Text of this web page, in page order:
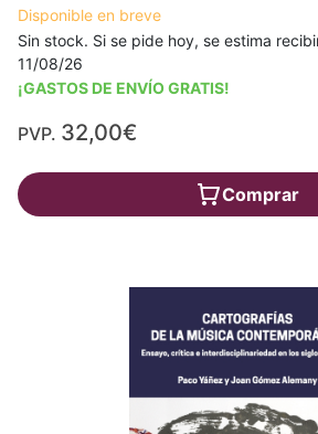
Disponible en breve
Sin stock. Si se pide hoy, se estima
11/08/26
¡GASTOS DE ENVÍO GRATIS!
PVP. 32,00€
Comprar